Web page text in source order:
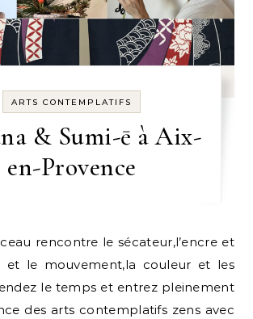
ARTS CONTEMPLATIFS
& Sumi-ē à Aix-
en-Provence
et le mouvement,la couleur et les
le temps et entrez pleinement
des arts contemplatifs zens avec